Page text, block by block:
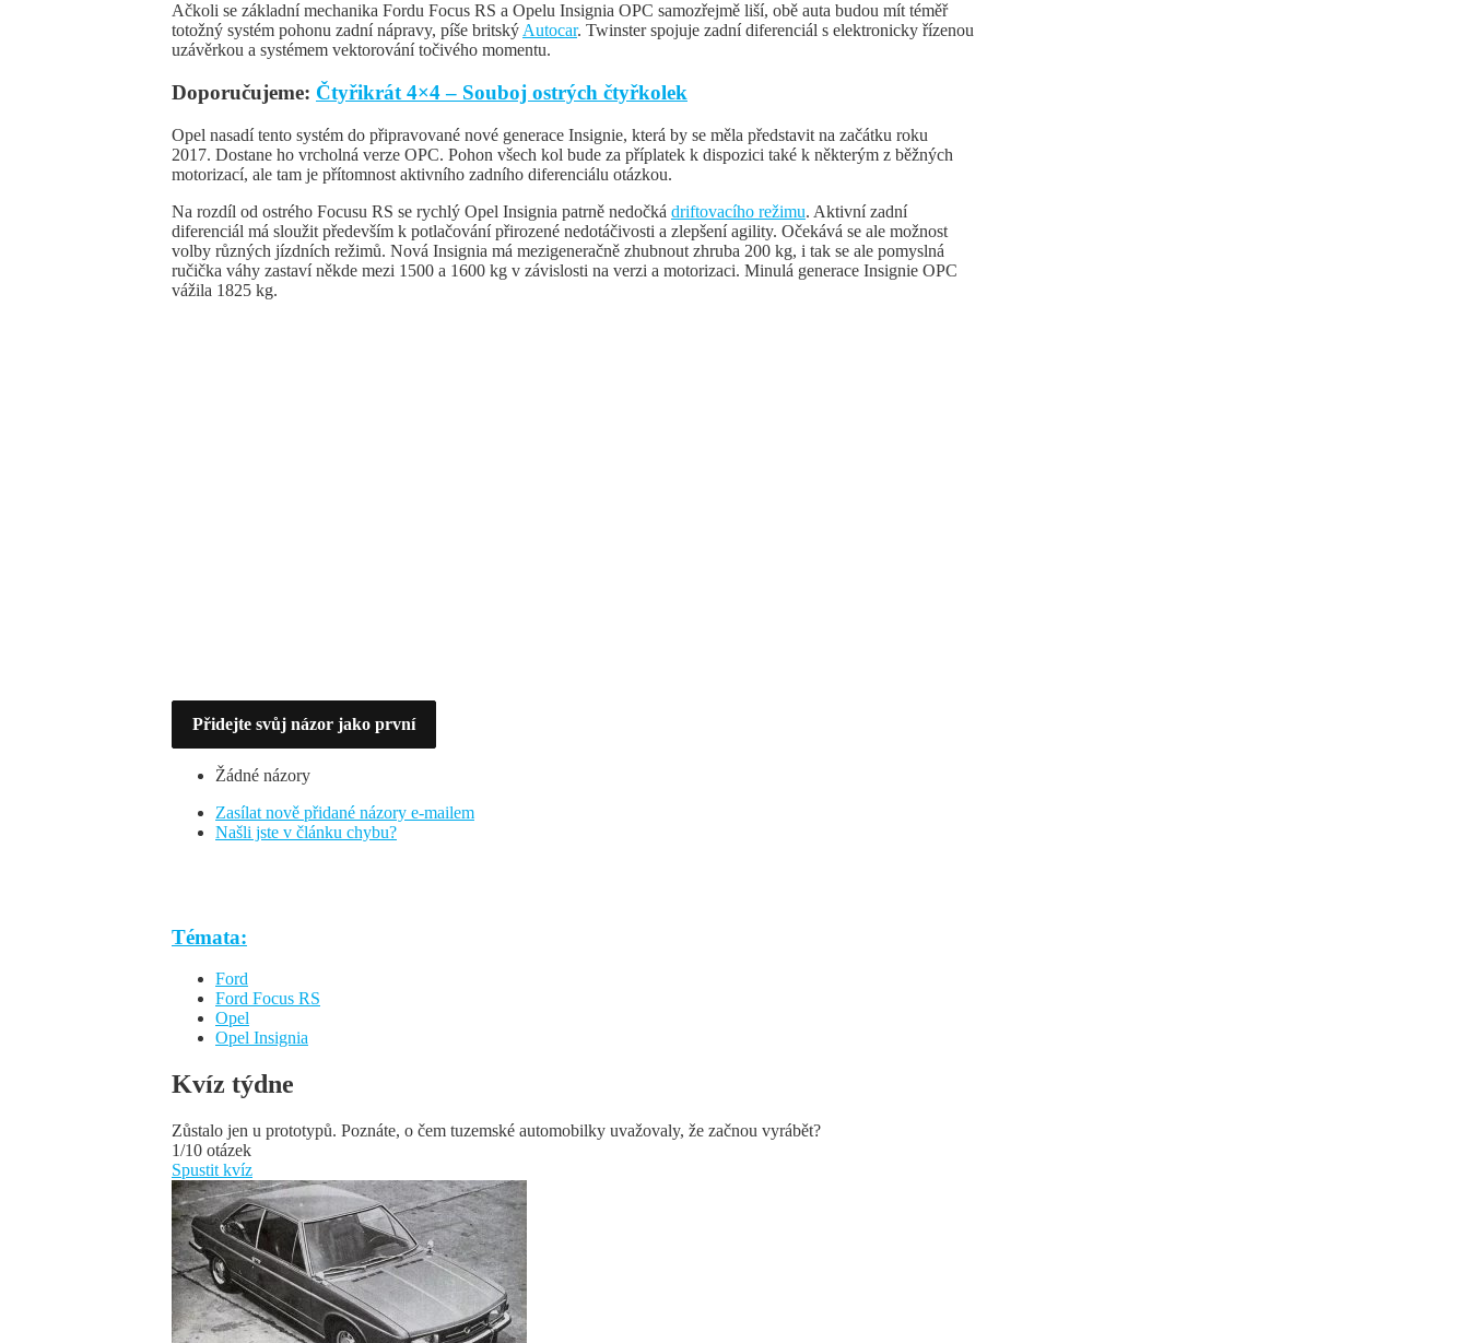
Ačkoli se základní mechanika Fordu Focus RS a Opelu Insignia OPC samozřejmě liší, obě auta budou mít téměř
totožný systém pohonu zadní nápravy, píše britský Autocar. Twinster spojuje zadní diferenciál s elektronicky řízenou
uzávěrkou a systémem vektorování točivého momentu.
Doporučujeme: Čtyřikrát 4×4 – Souboj ostrých čtyřkolek
Opel nasadí tento systém do připravované nové generace Insignie, která by se měla představit na začátku roku
2017. Dostane ho vrcholná verze OPC. Pohon všech kol bude za příplatek k dispozici také k některým z běžných
motorizací, ale tam je přítomnost aktivního zadního diferenciálu otázkou.
Na rozdíl od ostrého Focusu RS se rychlý Opel Insignia patrně nedočká driftovacího režimu. Aktivní zadní
diferenciál má sloužit především k potlačování přirozené nedotáčivosti a zlepšení agility. Očekává se ale možnost
volby různých jízdních režimů. Nová Insignia má mezigeneračně zhubnout zhruba 200 kg, i tak se ale pomyslná
ručička váhy zastaví někde mezi 1500 a 1600 kg v závislosti na verzi a motorizaci. Minulá generace Insignie OPC
vážila 1825 kg.
Přidejte svůj názor jako první
Žádné názory
Zasílat nově přidané názory e-mailem
Našli jste v článku chybu?
Témata:
Ford
Ford Focus RS
Opel
Opel Insignia
Kvíz týdne
Zůstalo jen u prototypů. Poznáte, o čem tuzemské automobilky uvažovaly, že začnou vyrábět?
1/10 otázek
Spustit kvíz